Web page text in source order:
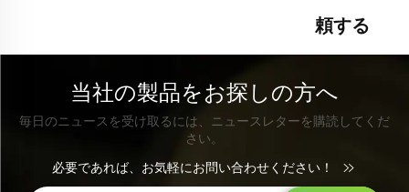
頼する
当社の製品をお探しの方へ
毎日のニュースを受け取るには、ニュースレターを購読してくだ
さい。
必要であれば、お気軽にお問い合わせください！